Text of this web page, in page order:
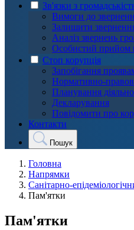
Зв'язки з
Вимоги до
Залишити
Аналіз звернень
Особистий прийом
Стоп корупція
Запобігання
Нормативно-
Планування
Декларування
Повідомити про
Контакти
Пошук
Головна
Напрямки
Санітарно-
Пам'ятки
Пам'ятки